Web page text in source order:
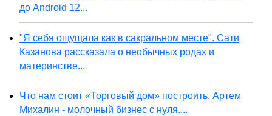
до Android 12...
"Я себя ощущала как в сакральном месте". Сати
Казанова рассказала о необычных родах и
материнстве...
Что нам стоит «Торговый дом» построить. Артем
Михалин - молочный бизнес с нуля....